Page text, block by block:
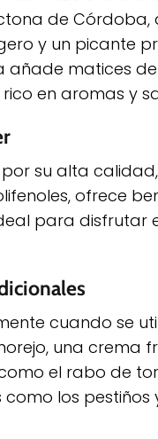
de
y un picante
matices
en aromas y
por su alta
ofrece
para
cuando se
una
el rabo de
los